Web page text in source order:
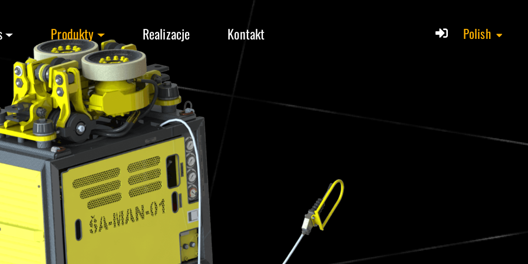
Produkty Realizacje Kontakt Polish